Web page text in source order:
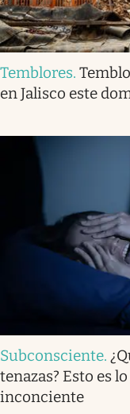
Temblores.
en Jalisco este
Subconsciente.
tenazas? Esto es
inconciente